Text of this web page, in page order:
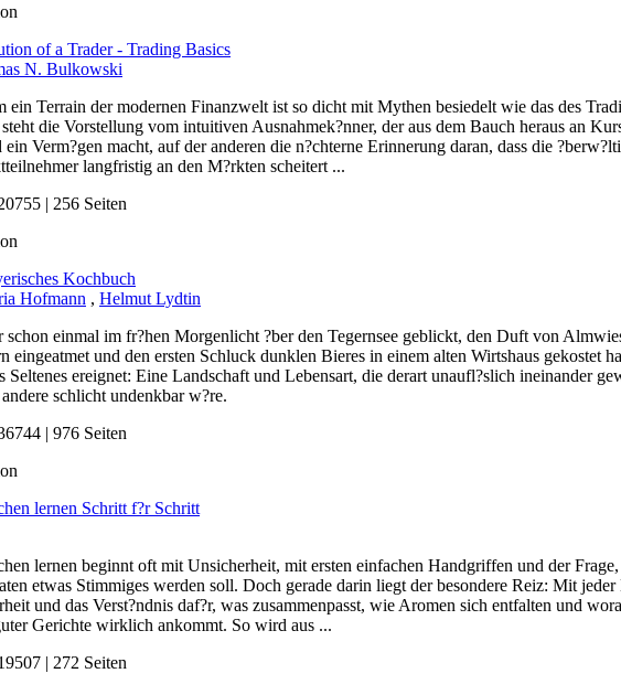
of a Trader - Trading Basics
N. Bulkowski
ein Terrain der modernen Finanzwelt ist so dicht mit Mythen besiedelt wie das des
steht die Vorstellung vom intuitiven Ausnahmek?nner, der aus dem Bauch heraus an
Verm?gen macht, auf der anderen die n?chterne Erinnerung daran, dass die
langfristig an den M?rkten scheitert ...
| 256 Seiten
Kochbuch
Hofmann , Helmut Lydtin
schon einmal im fr?hen Morgenlicht ?ber den Tegernsee geblickt, den Duft von
eingeatmet und den ersten Schluck dunklen Bieres in einem alten Wirtshaus gekostet
Seltenes ereignet: Eine Landschaft und Lebensart, die derart unaufl?slich ineinander
schlicht undenkbar w?re.
| 976 Seiten
lernen Schritt f?r Schritt
lernen beginnt oft mit Unsicherheit, mit ersten einfachen Handgriffen und der
etwas Stimmiges werden soll. Doch gerade darin liegt der besondere Reiz: Mit
und das Verst?ndnis daf?r, was zusammenpasst, wie Aromen sich entfalten und
Gerichte wirklich ankommt. So wird aus ...
| 272 Seiten